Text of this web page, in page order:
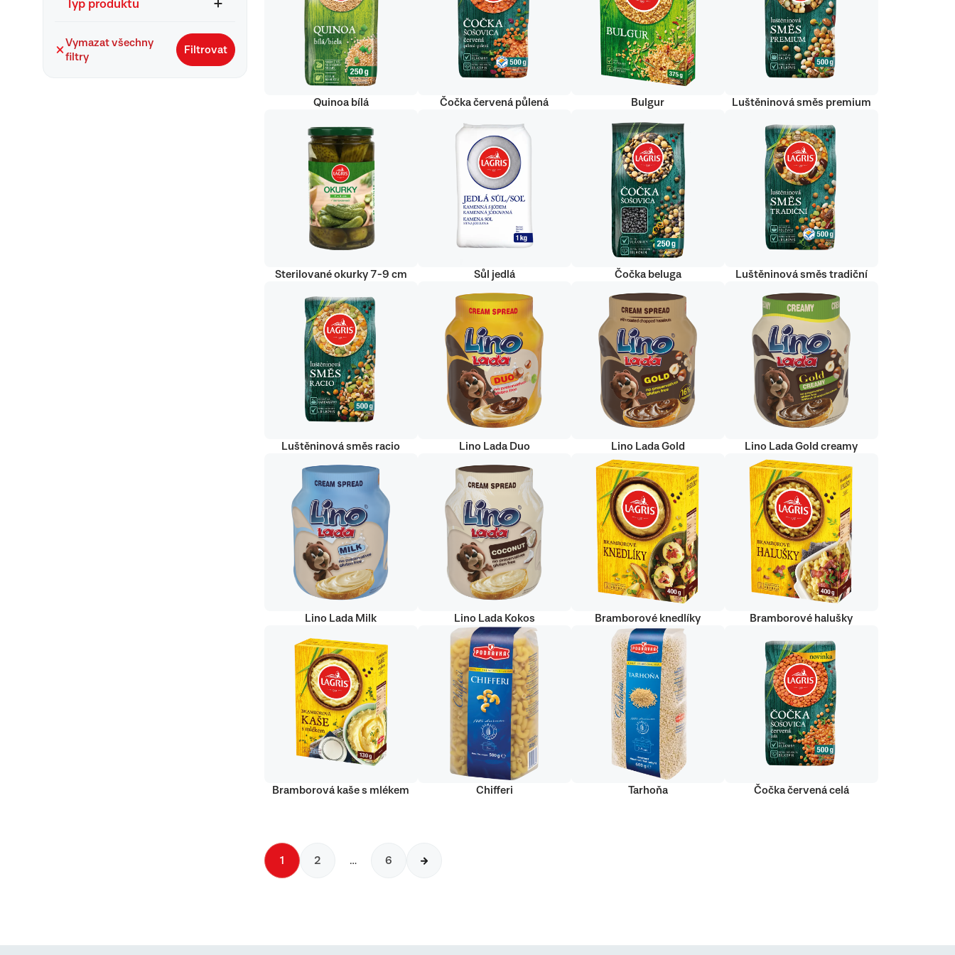
Typ produktu
Vymazat všechny
filtry
Filtrovat
Quinoa bílá Čočka červená půlená Bulgur Luštěninová směs premium
Sterilované okurky 7-9 cm Sůl jedlá Čočka beluga Luštěninová směs tradiční
Luštěninová směs racio Lino Lada Duo Lino Lada Gold Lino Lada Gold creamy
Lino Lada Milk Lino Lada Kokos Bramborové knedlíky Bramborové halušky
Bramborová kaše s mlékem Chifferi Tarhoňa Čočka červená celá
1 2 … 6